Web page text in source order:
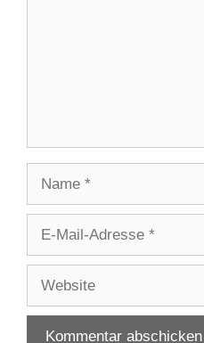
Adresse